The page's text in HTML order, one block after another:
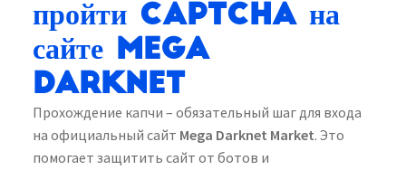
пройти captcha на
сайте Mega
Darknet
Прохождение капчи – обязательный шаг для входа
на официальный сайт Mega Darknet Market. Это
помогает защитить сайт от ботов и